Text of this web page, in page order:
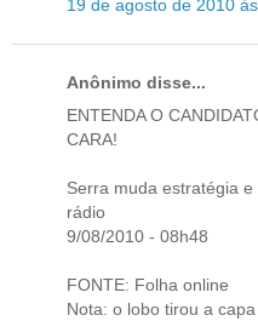
19 de agosto de 2010
Anônimo disse...
ENTENDA O
CARA!
Serra muda estratégia
rádio
9/08/2010 - 08h48
FONTE: Folha online
Nota: o lobo tirou a